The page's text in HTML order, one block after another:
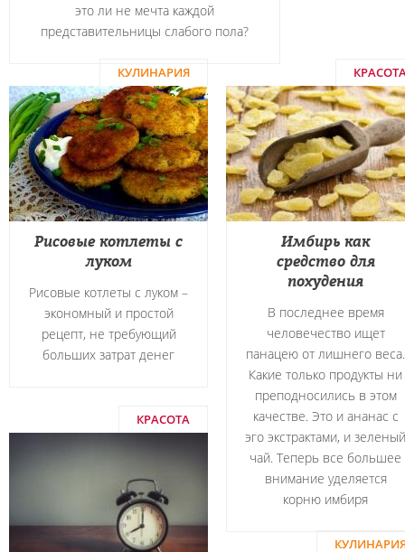
это ли не мечта каждой
представительницы слабого пола?
КУЛИНАРИЯ
Рисовые котлеты с
луком
Рисовые котлеты с луком –
экономный и простой
рецепт, не требующий
больших затрат денег
Имбирь как
средство для
похудения
В последнее время
человечество ищет
панацею от лишнего веса.
Какие только продукты ни
преподносились в этом
качестве. Это и ананас с
эго экстрактами, и зеленый
чай. Теперь все большее
внимание уделяется
корню имбиря
КРАСОТА